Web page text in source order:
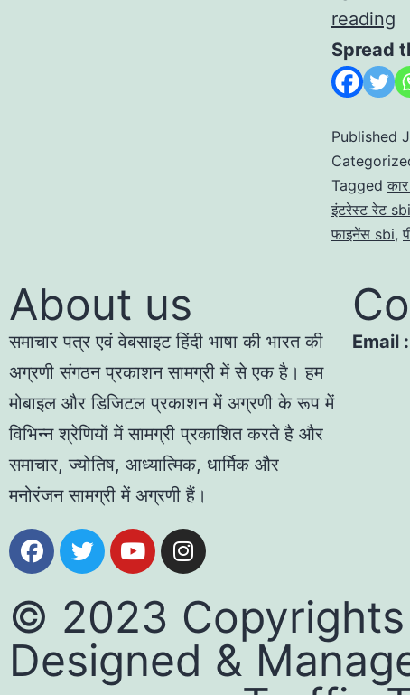
reading
Spread
Published
Tagged
इंटरेस्ट रेट sbi
फाइनेंस sbi,
About us
समाचार पत्र एवं वेबसाइट हिंदी भाषा की भारत की
अग्रणी संगठन प्रकाशन सामग्री में से एक है। हम
मोबाइल और डिजिटल प्रकाशन में अग्रणी के रूप में
विभिन्न श्रेणियों में सामग्री प्रकाशित करते है और
समाचार, ज्योतिष, आध्यात्मिक, धार्मिक और
मनोरंजन सामग्री में अग्रणी हैं।
Email
© 2023 Copyrights
Designed &